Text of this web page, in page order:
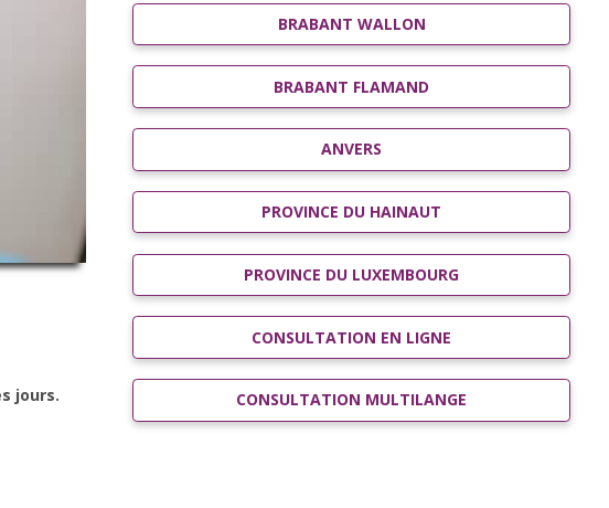
jours.
BRABANT WALLON
BRABANT FLAMAND
ANVERS
PROVINCE DU HAINAUT
PROVINCE DU LUXEMBOURG
CONSULTATION EN LIGNE
CONSULTATION MULTILANGE